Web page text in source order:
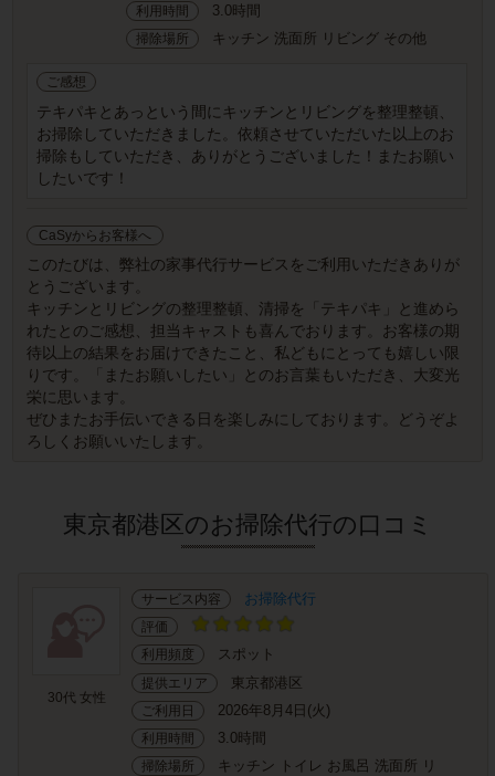
利用時間 3.0時間
掃除場所 キッチン 洗面所 リビング その他
ご感想
テキパキとあっという間にキッチンとリビングを整理整頓、
お掃除していただきました。依頼させていただいた以上のお
掃除もしていただき、ありがとうございました！またお願い
したいです！
CaSyからお客様へ
このたびは、弊社の家事代行サービスをご利用いただきありが
とうございます。
キッチンとリビングの整理整頓、清掃を「テキパキ」と進めら
れたとのご感想、担当キャストも喜んでおります。お客様の期
待以上の結果をお届けできたこと、私どもにとっても嬉しい限
りです。「またお願いしたい」とのお言葉もいただき、大変光
栄に思います。
ぜひまたお手伝いできる日を楽しみにしております。どうぞよ
ろしくお願いいたします。
東京都港区のお掃除代行の口コミ
30代 女性
サービス内容 お掃除代行
評価
利用頻度
スポット
提供エリア 東京都港区
ご利用日 2026年8月4日(火)
利用時間 3.0時間
掃除場所
キッチン トイレ お風呂 洗面所 リ